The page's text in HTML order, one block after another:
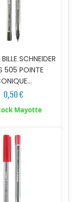
SCHNEIDER
505 POINTE
0,50 €
Mayotte